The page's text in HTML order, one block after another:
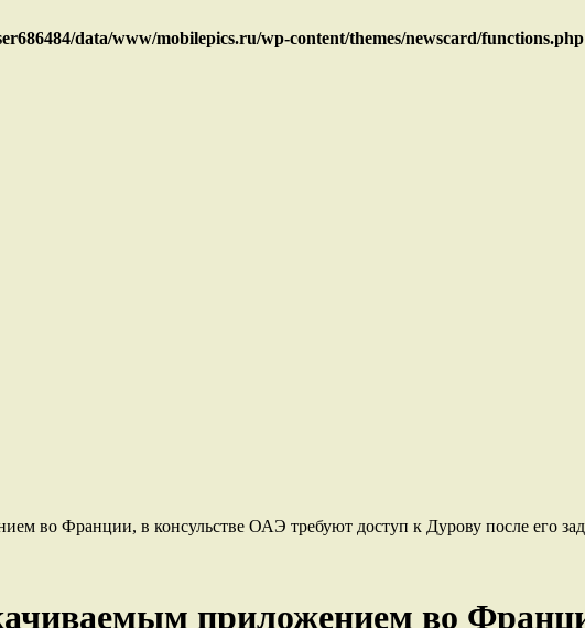
data/www/mobilepics.ru/wp-content/themes/newscard/functions.php
во Франции, в консульстве ОАЭ требуют доступ к Дурову после его
приложением во